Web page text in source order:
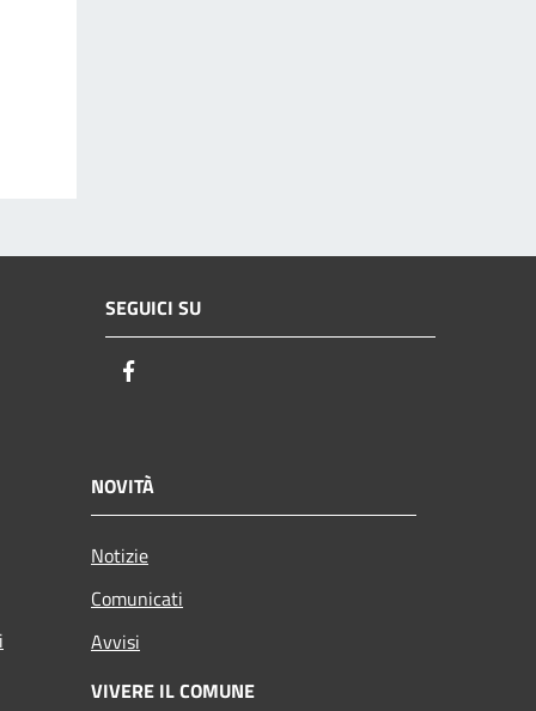
SEGUICI SU
NOVITÀ
Notizie
Comunicati
Avvisi
VIVERE IL COMUNE